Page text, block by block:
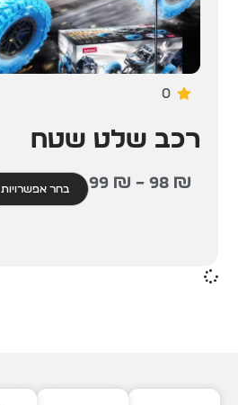
0
רכב שלט שטח
98 ₪
–
99 ₪ בחר אפשרויות